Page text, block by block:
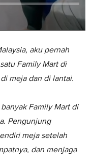
aku pernah
Family Mart di
meja dan di lantai.
Family Mart di
Pengunjung
meja setelah
dan menjaga